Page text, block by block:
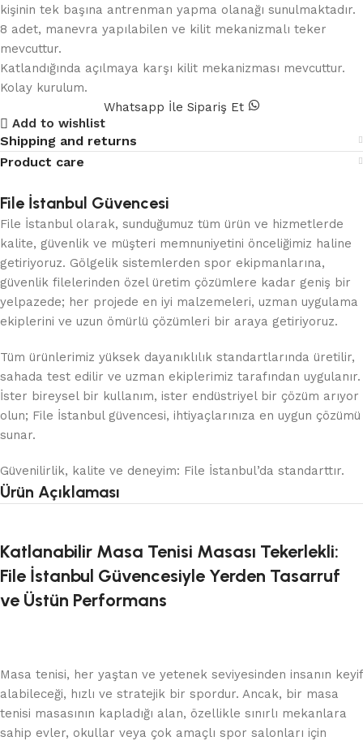
kişinin tek başına antrenman yapma olanağı sunulmaktadır.
8 adet, manevra yapılabilen ve kilit mekanizmalı teker
mevcuttur.
Katlandığında açılmaya karşı kilit mekanizması mevcuttur.
Kolay kurulum.
Whatsapp İle Sipariş Et
Add to wishlist
Shipping and returns
Product care
File İstanbul Güvencesi
File İstanbul olarak, sunduğumuz tüm ürün ve hizmetlerde
kalite, güvenlik ve müşteri memnuniyetini önceliğimiz haline
getiriyoruz. Gölgelik sistemlerden spor ekipmanlarına,
güvenlik filelerinden özel üretim çözümlere kadar geniş bir
yelpazede; her projede en iyi malzemeleri, uzman uygulama
ekiplerini ve uzun ömürlü çözümleri bir araya getiriyoruz.
Tüm ürünlerimiz yüksek dayanıklılık standartlarında üretilir,
sahada test edilir ve uzman ekiplerimiz tarafından uygulanır.
İster bireysel bir kullanım, ister endüstriyel bir çözüm arıyor
olun; File İstanbul güvencesi, ihtiyaçlarınıza en uygun çözümü
sunar.
Güvenilirlik, kalite ve deneyim: File İstanbul’da standarttır.
Ürün Açıklaması
Katlanabilir Masa Tenisi Masası Tekerlekli:
File İstanbul Güvencesiyle Yerden Tasarruf
ve Üstün Performans
Masa tenisi, her yaştan ve yetenek seviyesinden insanın keyif
alabileceği, hızlı ve stratejik bir spordur. Ancak, bir masa
tenisi masasının kapladığı alan, özellikle sınırlı mekanlara
sahip evler, okullar veya çok amaçlı spor salonları için